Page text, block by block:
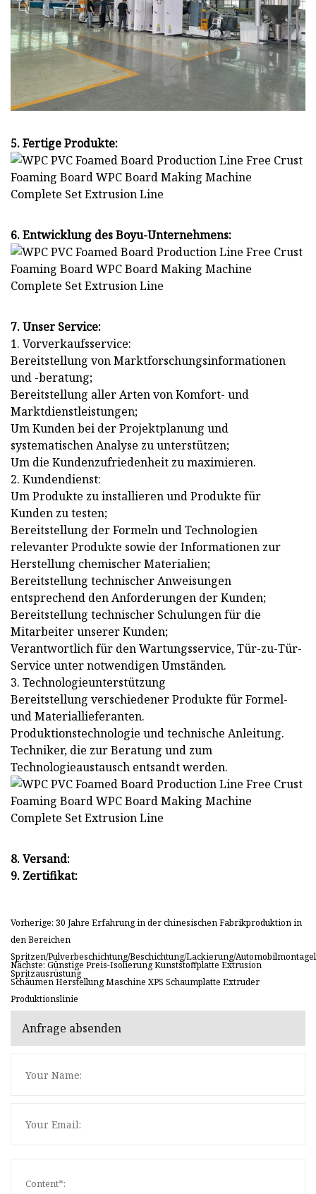
5. Fertige Produkte:
6. Entwicklung des Boyu-Unternehmens:
7. Unser Service:
1. Vorverkaufsservice:
Bereitstellung von Marktforschungsinformationen
und -beratung;
Bereitstellung aller Arten von Komfort- und
Marktdienstleistungen;
Um Kunden bei der Projektplanung und
systematischen Analyse zu unterstützen;
Um die Kundenzufriedenheit zu maximieren.
2. Kundendienst:
Um Produkte zu installieren und Produkte für
Kunden zu testen;
Bereitstellung der Formeln und Technologien
relevanter Produkte sowie der Informationen zur
Herstellung chemischer Materialien;
Bereitstellung technischer Anweisungen
entsprechend den Anforderungen der Kunden;
Bereitstellung technischer Schulungen für die
Mitarbeiter unserer Kunden;
Verantwortlich für den Wartungsservice, Tür-zu-Tür-
Service unter notwendigen Umständen.
3. Technologieunterstützung
Bereitstellung verschiedener Produkte für Formel-
und Materiallieferanten.
Produktionstechnologie und technische Anleitung.
Techniker, die zur Beratung und zum
Technologieaustausch entsandt werden.
8. Versand:
9. Zertifikat:
Vorherige: 30 Jahre Erfahrung in der chinesischen Fabrikproduktion in
den Bereichen
Spritzen/Pulverbeschichtung/Beschichtung/Lackierung/
Spritzausrüstung
Nächste: Günstige Preis-Isolierung Kunststoffplatte Extrusion
Schäumen Herstellung Maschine XPS Schaumplatte Extruder
Produktionslinie
Anfrage absenden